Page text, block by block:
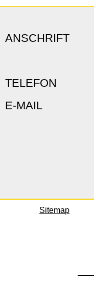
ANSCHRIFT
TELEFON
E-MAIL
Sitemap